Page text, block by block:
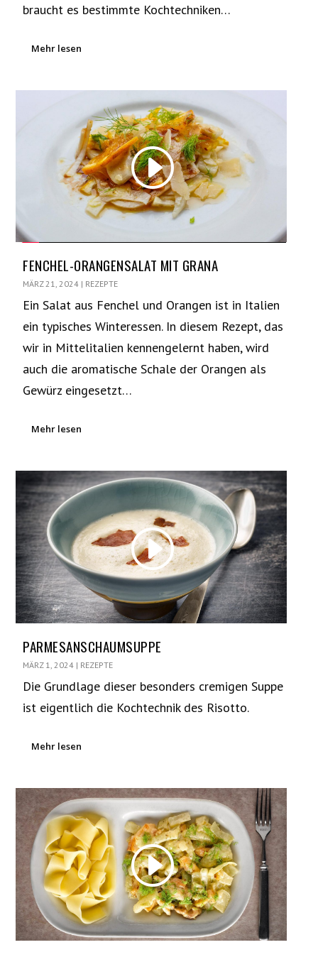
braucht es bestimmte Kochtechniken…
Mehr lesen
FENCHEL-ORANGENSALAT MIT GRANA
MÄRZ 21, 2024 | REZEPTE
Ein Salat aus Fenchel und Orangen ist in Italien
ein typisches Winteressen. In diesem Rezept, das
wir in Mittelitalien kennengelernt haben, wird
auch die aromatische Schale der Orangen als
Gewürz eingesetzt…
Mehr lesen
PARMESANSCHAUMSUPPE
MÄRZ 1, 2024 | REZEPTE
Die Grundlage dieser besonders cremigen Suppe
ist eigentlich die Kochtechnik des Risotto.
Mehr lesen